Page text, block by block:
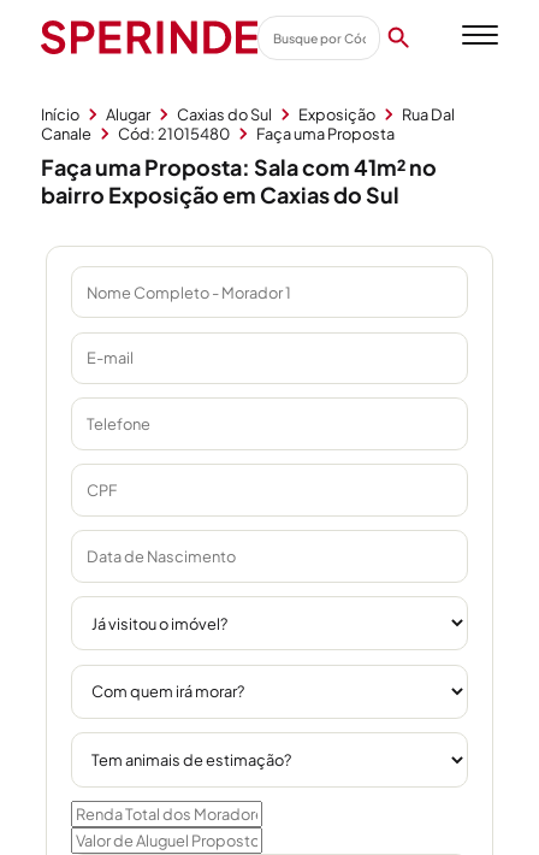
Início Alugar Caxias do Sul Exposição
Rua Dal
Canale
Cód: 21015480 Faça uma Proposta
Faça uma Proposta: Sala com 41m² no
bairro Exposição em Caxias do Sul